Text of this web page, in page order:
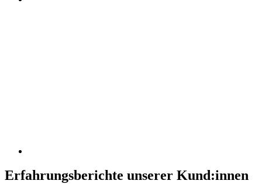
Erfahrungsberichte unserer Kund:innen